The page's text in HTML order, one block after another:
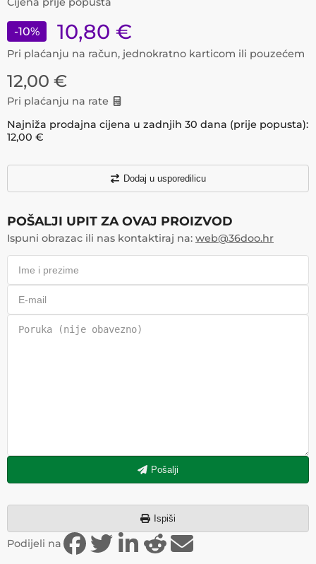
-10% 10,80 €
Pri plaćanju na račun, jednokratno karticom ili pouzećem
12,00 €
Pri plaćanju na rate
Najniža prodajna cijena u zadnjih 30 dana (prije popusta):
12,00 €
Dodaj u usporedilicu
POŠALJI UPIT ZA OVAJ PROIZVOD
Ispuni obrazac ili nas kontaktiraj na: web@36doo.hr
Pošalji
Ispiši
Podijeli na